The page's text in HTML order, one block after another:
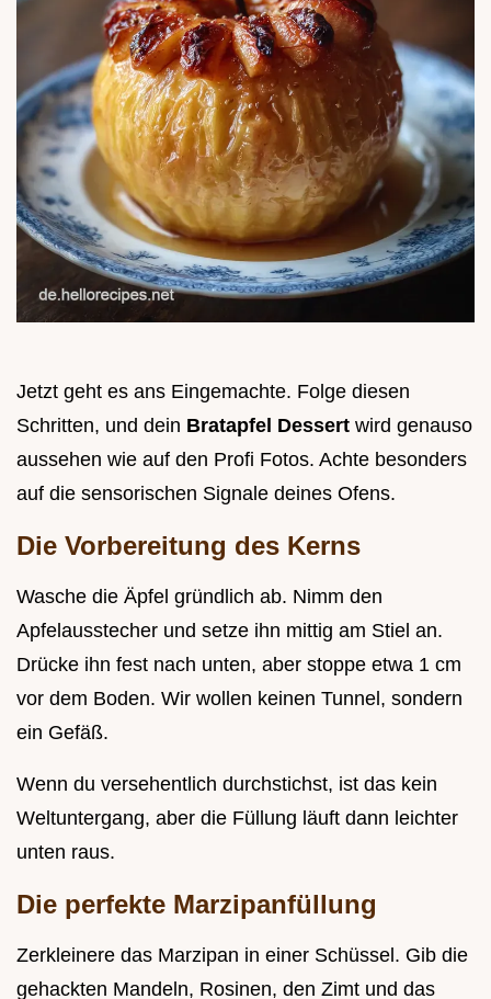
Jetzt geht es ans Eingemachte. Folge diesen
Schritten, und dein Bratapfel Dessert wird genauso
aussehen wie auf den Profi Fotos. Achte besonders
auf die sensorischen Signale deines Ofens.
Die Vorbereitung des Kerns
Wasche die Äpfel gründlich ab. Nimm den
Apfelausstecher und setze ihn mittig am Stiel an.
Drücke ihn fest nach unten, aber stoppe etwa 1 cm
vor dem Boden. Wir wollen keinen Tunnel, sondern
ein Gefäß.
Wenn du versehentlich durchstichst, ist das kein
Weltuntergang, aber die Füllung läuft dann leichter
unten raus.
Die perfekte Marzipanfüllung
Zerkleinere das Marzipan in einer Schüssel. Gib die
gehackten Mandeln, Rosinen, den Zimt und das